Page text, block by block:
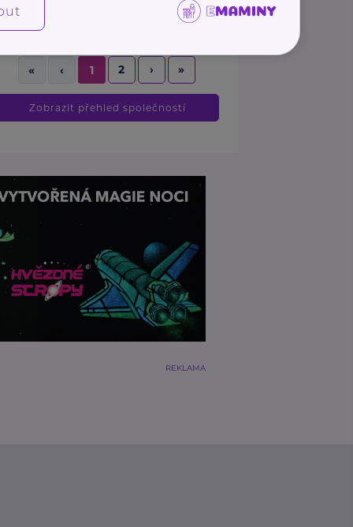
ludmila.janzurova@kolpingsmecno.cz
« ‹ 1 2 › »
Zobrazit přehled společností
REKLAMA